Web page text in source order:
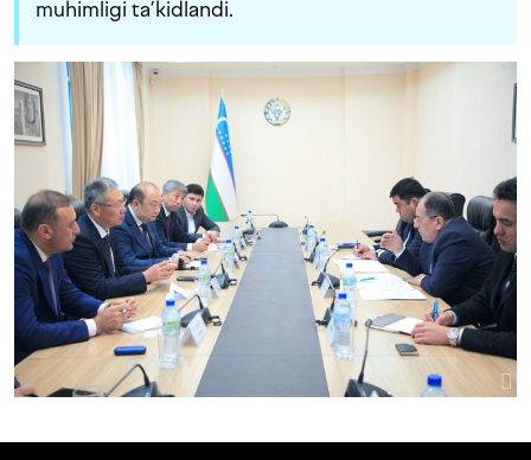
muhimligi ta’kidlandi.